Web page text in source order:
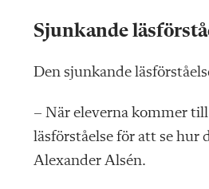
Sjunkande
Den sjunkande
– När eleverna kommer
läsförståelse för att se hur
Alexander Alsén.